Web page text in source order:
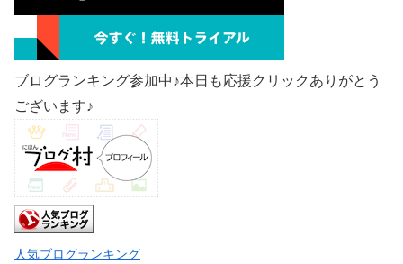
ブログランキング参加中♪本日も応援クリックありがとう
ございます♪
人気ブログランキング